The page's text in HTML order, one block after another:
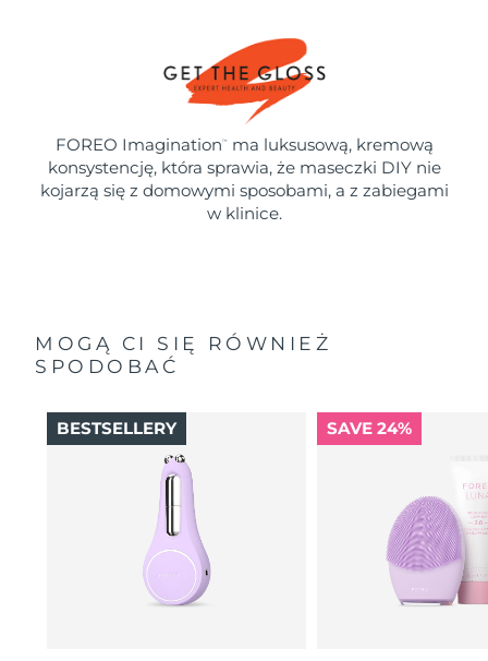
FOREO Imagination ™
ma luksusową, kremową
konsystencję, która sprawia, że maseczki DIY nie
kojarzą się z domowymi sposobami, a z zabiegami
w klinice.
MOGĄ CI SIĘ RÓWNIEŻ
SPODOBAĆ
BESTSELLERY SAVE 24%